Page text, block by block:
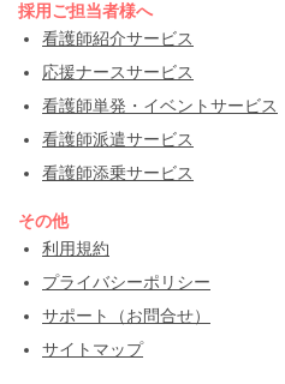
採用ご担当者様へ
看護師紹介サービス
応援ナースサービス
看護師単発・イベントサービス
看護師派遣サービス
看護師添乗サービス
その他
利用規約
プライバシーポリシー
サポート（お問合せ）
サイトマップ